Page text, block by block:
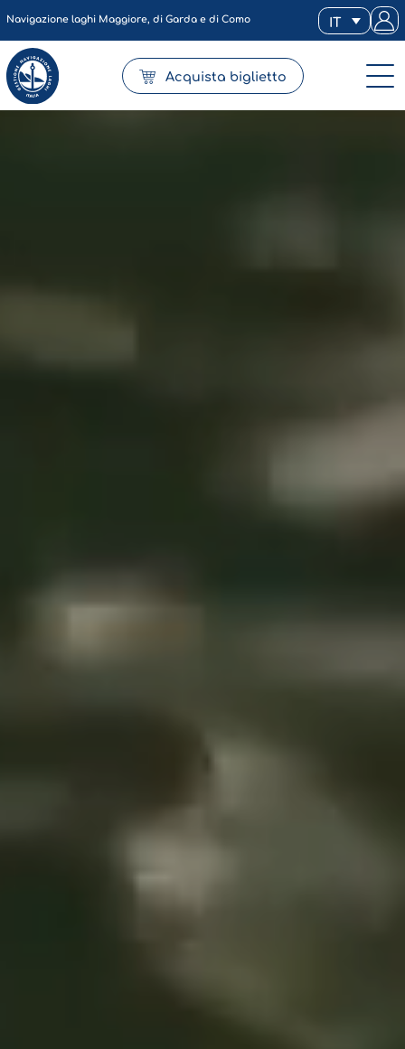
Navigazione laghi Maggiore, di Garda e di Como IT
Acquista biglietto